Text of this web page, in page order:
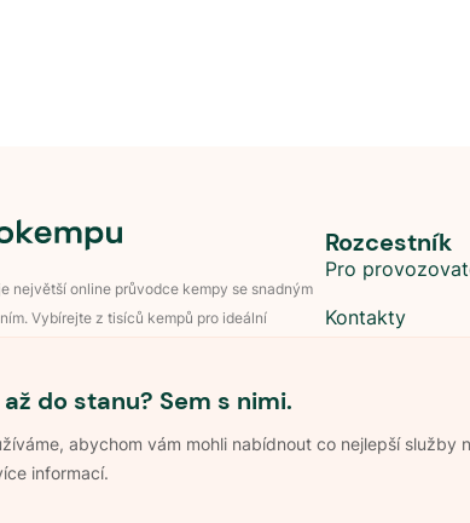
do stanu? Sem s nimi.
abychom vám mohli nabídnout co nejlepší služby
informací.
největší online průvodce kempy se snadným
Vybírejte z tisíců kempů pro ideální
Rozcestník
Pro
Kontakty